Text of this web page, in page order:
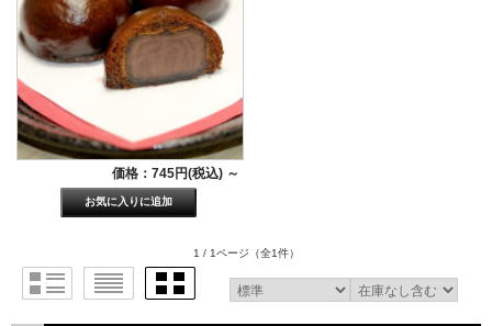
価格：745円(税込) ～
1 / 1ページ （全1件）